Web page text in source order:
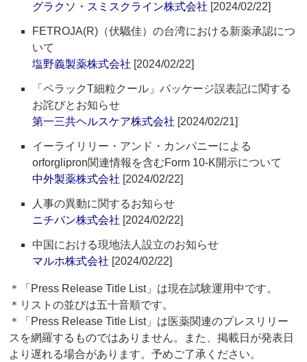
グラクソ・スミスクライン株式会社 [2024/02/22]
FETROJA(R)（伏驖佳）の台湾における新薬承認につ
いて
塩野義製薬株式会社 [2024/02/22]
「ペラックT細粒クール」パッケージ誤表記に関する
お詫びとお知らせ
第一三共ヘルスケア株式会社 [2024/02/21]
イーライリリー・アンド・カンパニーによる
orforglipron関連情報を含むForm 10-K開示について
中外製薬株式会社 [2024/02/22]
人事の異動に関するお知らせ
ニチバン株式会社 [2024/02/22]
中国における現地法人設立のお知らせ
マルホ株式会社 [2024/02/22]
＊「Press Release Title List」は現在試験運用中です。
＊リストの並びは五十音順です。
＊「Press Release Title List」は医薬関連のプレスリリー
スを網羅するものではありません。また、掲載日が発表日
より遅れる場合があります。予めご了承ください。